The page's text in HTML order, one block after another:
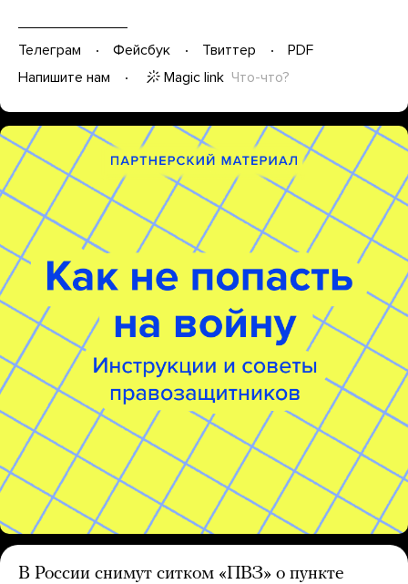
Телеграм Фейсбук Твиттер
PDF
Напишите нам
Magic link Что-что?
В России снимут ситком «ПВЗ» о пункте